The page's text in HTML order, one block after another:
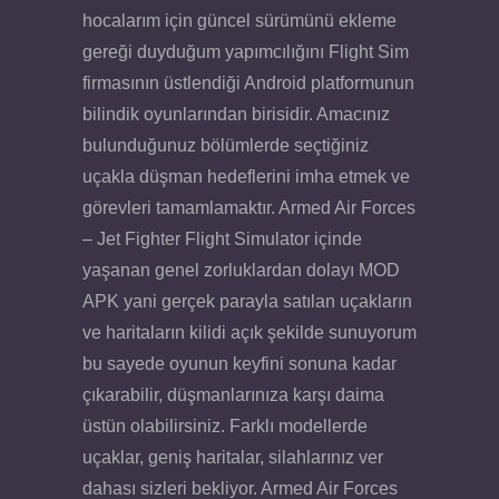
hocalarım için güncel sürümünü ekleme
gereği duyduğum yapımcılığını Flight Sim
firmasının üstlendiği Android platformunun
bilindik oyunlarından birisidir. Amacınız
bulunduğunuz bölümlerde seçtiğiniz
uçakla düşman hedeflerini imha etmek ve
görevleri tamamlamaktır. Armed Air Forces
– Jet Fighter Flight Simulator içinde
yaşanan genel zorluklardan dolayı MOD
APK yani gerçek parayla satılan uçakların
ve haritaların kilidi açık şekilde sunuyorum
bu sayede oyunun keyfini sonuna kadar
çıkarabilir, düşmanlarınıza karşı daima
üstün olabilirsiniz. Farklı modellerde
uçaklar, geniş haritalar, silahlarınız ver
dahası sizleri bekliyor. Armed Air Forces